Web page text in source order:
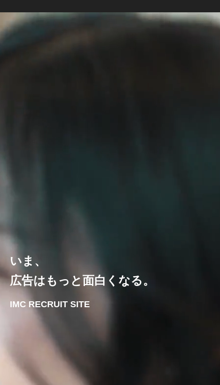
いま、
広告はもっと面白くなる。
IMC RECRUIT SITE